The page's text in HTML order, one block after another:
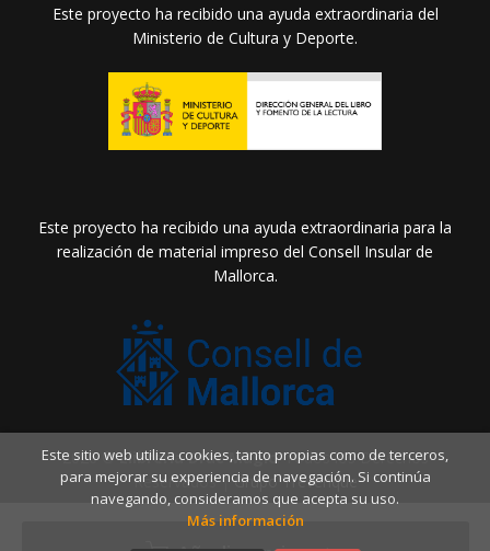
Este proyecto ha recibido una ayuda extraordinaria del
Ministerio de Cultura y Deporte.
Este proyecto ha recibido una ayuda extraordinaria para la
realización de material impreso del Consell Insular de
Mallorca.
2026 ©Llibreria Drac Màgic. Todos los Derechos
Reservados |Grupo Trevenque
Este sitio web utiliza cookies, tanto propias como de terceros,
para mejorar su experiencia de navegación. Si continúa
navegando, consideramos que acepta su uso.
Más información